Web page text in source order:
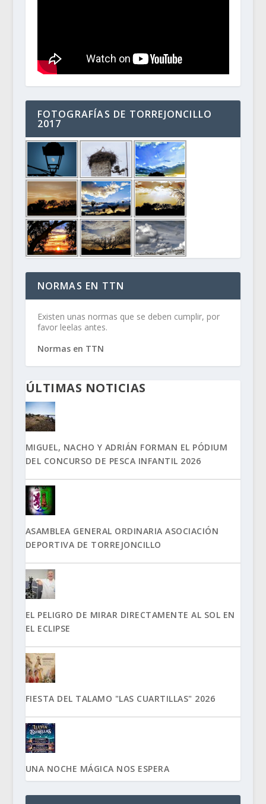
FOTOGRAFÍAS DE TORREJONCILLO
2017
NORMAS EN TTN
Existen unas normas que se deben cumplir, por
favor leelas antes.
Normas en TTN
ÚLTIMAS NOTICIAS
MIGUEL, NACHO Y ADRIÁN FORMAN EL PÓDIUM
DEL CONCURSO DE PESCA INFANTIL 2026
ASAMBLEA GENERAL ORDINARIA ASOCIACIÓN
DEPORTIVA DE TORREJONCILLO
EL PELIGRO DE MIRAR DIRECTAMENTE AL SOL EN
EL ECLIPSE
FIESTA DEL TALAMO "LAS CUARTILLAS" 2026
UNA NOCHE MÁGICA NOS ESPERA